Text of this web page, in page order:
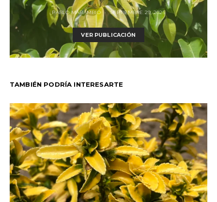
PABLO MARAMBIO SEPTIEMBRE 29, 2025
VER PUBLICACIÓN
TAMBIÉN PODRÍA INTERESARTE